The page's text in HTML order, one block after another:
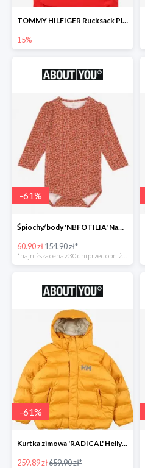
TOMMY HILFIGER Rucksack Plecak -15%
15%
-61%
Śpiochy/body 'NBFOTILIA' Name It -62%
60.90 zł154.90 zł*
*najniższa cena z 30 dni przed obniżką
-61%
Kurtka zimowa 'RADICAL' Helly Hansen -61%
259.89 zł659.90 zł*